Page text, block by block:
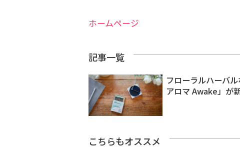
ホームページ
記事一覧
フローラルハーバ
アロマ Awake」が
こちらもオススメ